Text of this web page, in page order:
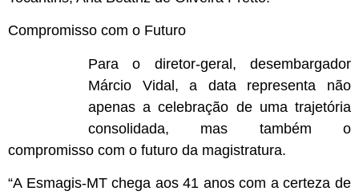
Compromisso com o Futuro
Para o diretor-geral, desembargador
Márcio Vidal, a data representa não
apenas a celebração de uma trajetória
consolidada, mas também o
compromisso com o futuro da magistratura.
“A Esmagis-MT chega aos 41 anos com a certeza de